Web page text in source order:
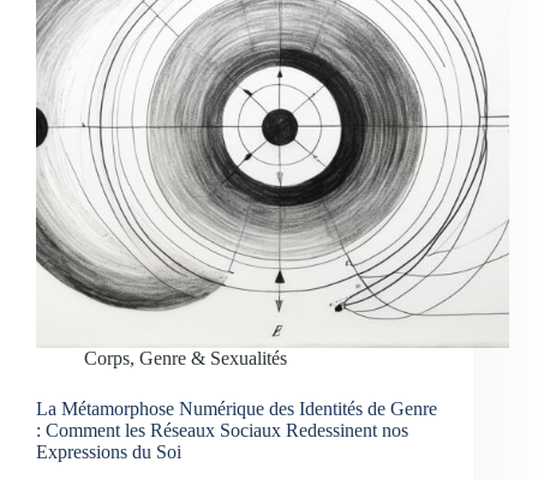
Corps, Genre & Sexualités
La Métamorphose Numérique des Identités de Genre
: Comment les Réseaux Sociaux Redessinent nos
Expressions du Soi